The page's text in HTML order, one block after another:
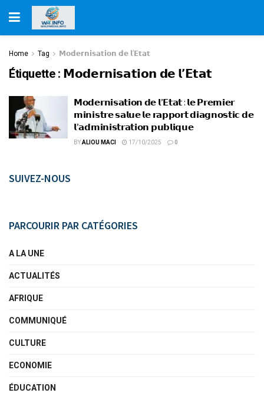
Home Tag 𝗠𝗼𝗱𝗲𝗿𝗻𝗶𝘀𝗮𝘁𝗶𝗼𝗻 𝗱𝗲 𝗹’𝗘𝘁𝗮𝘁
Étiquette : 𝗠𝗼𝗱𝗲𝗿𝗻𝗶𝘀𝗮𝘁𝗶𝗼𝗻 𝗱𝗲 𝗹’𝗘𝘁𝗮𝘁
𝗠𝗼𝗱𝗲𝗿𝗻𝗶𝘀𝗮𝘁𝗶𝗼𝗻 𝗱𝗲 𝗹’𝗘𝘁𝗮𝘁 : 𝗹𝗲 𝗣𝗿𝗲𝗺𝗶𝗲𝗿
𝗺𝗶𝗻𝗶𝘀𝘁𝗿𝗲 𝘀𝗮𝗹𝘂𝗲 𝗹𝗲 𝗿𝗮𝗽𝗽𝗼𝗿𝘁 𝗱𝗶𝗮𝗴𝗻𝗼𝘀𝘁𝗶𝗰 𝗱𝗲
𝗹’𝗮𝗱𝗺𝗶𝗻𝗶𝘀𝘁𝗿𝗮𝘁𝗶𝗼𝗻 𝗽𝘂𝗯𝗹𝗶𝗾𝘂𝗲
BYALIOU MACI 17/10/2025 0
SUIVEZ-NOUS
PARCOURIR PAR CATÉGORIES
A LA UNE
ACTUALITÉS
AFRIQUE
COMMUNIQUÉ
CULTURE
ECONOMIE
ÉDUCATION